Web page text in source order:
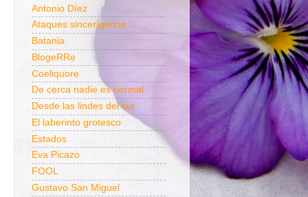
Antonio Díez
Ataques sincerígenos
Batania
BlogeRRe
Coeliquore
De cerca nadie es normal
Desde las lindes del sur
El laberinto grotesco
Estados
Eva Picazo
FOOL
Gustavo San Miguel